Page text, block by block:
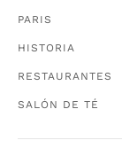
PARIS
HISTORIA
RESTAURANTES
SALÓN DE TÉ